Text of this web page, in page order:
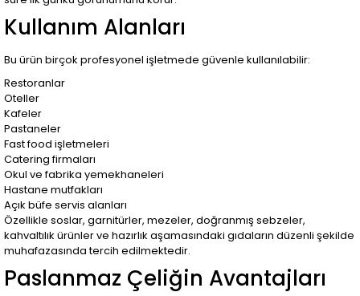
Kullanım Alanları
Bu ürün birçok profesyonel işletmede güvenle kullanılabilir:
Restoranlar
Oteller
Kafeler
Pastaneler
Fast food işletmeleri
Catering firmaları
Okul ve fabrika yemekhaneleri
Hastane mutfakları
Açık büfe servis alanları
Özellikle soslar, garnitürler, mezeler, doğranmış sebzeler,
kahvaltılık ürünler ve hazırlık aşamasındaki gıdaların düzenli şekilde
muhafazasında tercih edilmektedir.
Paslanmaz Çeliğin Avantajları